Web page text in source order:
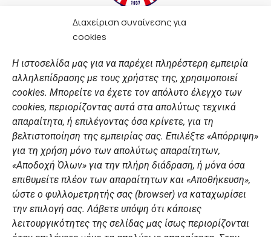
Διαχείριση συναίνεσης για
cookies
Η ιστοσελίδα μας για να παρέχει πληρέστερη εμπειρία
αλληλεπίδρασης με τους χρήστες της, χρησιμοποιεί
cookies. Μπορείτε να έχετε τον απόλυτο έλεγχο των
cookies, περιορίζοντας αυτά στα απολύτως τεχνικά
απαραίτητα, ή επιλέγοντας όσα κρίνετε, για τη
βελτιστοποίηση της εμπειρίας σας. Επιλέξτε «Απόρριψη»
για τη χρήση μόνο των απολύτως απαραίτητων,
«Αποδοχή Όλων» για την πλήρη διάδραση, ή μόνα όσα
επιθυμείτε πλέον των απαραίτητων και «Αποθήκευση»,
ώστε ο φυλλομετρητής σας (browser) να καταχωρίσει
την επιλογή σας. Λάβετε υπόψη ότι κάποιες
λειτουργικότητες της σελίδας μας ίσως περιορίζονται
F
a
e
b
o
o
k
t
a
g
r
a
m
t
u
b
e
n
k
e
d
i
n
ΣΎΝΔΕΣΜΟΙ
Αθλητικές σχολές
Διάπλους
Χορηγοί
Summer Camp
ΠΡΟΣΩΠΙΚΑ ΔΕΔΟΜΕΝΑ